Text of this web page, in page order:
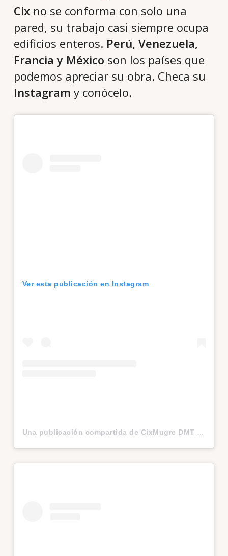
Cixno se conforma con solo una
pared, su trabajo casi siempre ocupa
edificios enteros. Perú, Venezuela,
Francia y México son los países que
podemos apreciar su obra. Checa su
Instagram y conócelo.
Ver esta publicación en Instagram